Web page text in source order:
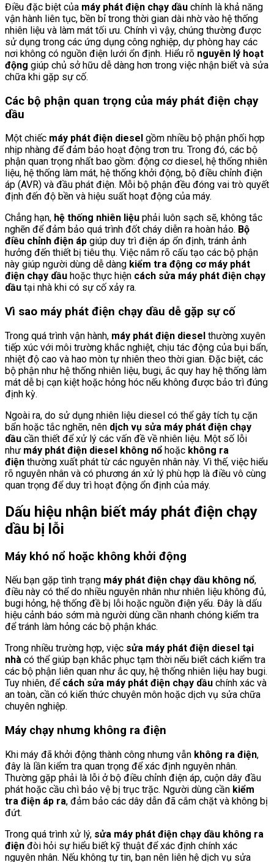
Điều đặc biệt của máy phát điện chạy dầu chính là khả năng
vận hành liên tục, bền bỉ trong thời gian dài nhờ vào hệ thống
nhiên liệu và làm mát tối ưu. Chính vì vậy, chúng thường được
sử dụng trong các ứng dụng công nghiệp, dự phòng hay các
nơi không có nguồn điện lưới ổn định. Hiểu rõ nguyên lý hoạt
động giúp chủ sở hữu dễ dàng hơn trong việc nhận biết và sửa
chữa khi gặp sự cố.
Các bộ phận quan trọng của máy phát điện chạy
dầu
Một chiếc máy phát điện diesel gồm nhiều bộ phận phối hợp
nhịp nhàng để đảm bảo hoạt động trơn tru. Trong đó, các bộ
phận quan trọng nhất bao gồm: động cơ diesel, hệ thống nhiên
liệu, hệ thống làm mát, hệ thống khởi động, bộ điều chỉnh điện
áp (AVR) và đầu phát điện. Mỗi bộ phận đều đóng vai trò quyết
định đến độ bền và hiệu suất hoạt động của máy.
Chẳng hạn, hệ thống nhiên liệu phải luôn sạch sẽ, không tắc
nghẽn để đảm bảo quá trình đốt cháy diễn ra hoàn hảo. Bộ
điều chỉnh điện áp giúp duy trì điện áp ổn định, tránh ảnh
hưởng đến thiết bị tiêu thụ. Việc nắm rõ cấu tạo các bộ phận
này giúp người dùng dễ dàng kiểm tra động cơ máy phát
điện chạy dầu hoặc thực hiện cách sửa máy phát điện chạy
dầu tại nhà khi có sự cố xảy ra.
Vì sao máy phát điện chạy dầu dễ gặp sự cố
Trong quá trình vận hành, máy phát điện diesel thường xuyên
tiếp xúc với môi trường khắc nghiệt, chịu tác động của bụi bẩn,
nhiệt độ cao và hao mòn tự nhiên theo thời gian. Đặc biệt, các
bộ phận như hệ thống nhiên liệu, bugi, ắc quy hay hệ thống làm
mát dễ bị cạn kiệt hoặc hỏng hóc nếu không được bảo trì đúng
định kỳ.
Ngoài ra, do sử dụng nhiên liệu diesel có thể gây tích tụ cặn
bẩn hoặc tắc nghẽn, nên dịch vụ sửa máy phát điện chạy
dầu cần thiết để xử lý các vấn đề về nhiên liệu. Một số lỗi
như máy phát điện diesel không nổ hoặc không ra
điện thường xuất phát từ các nguyên nhân này. Vì thế, việc hiểu
rõ nguyên nhân và có phương án xử lý phù hợp là điều vô cùng
quan trọng để duy trì hoạt động ổn định của máy.
Dấu hiệu nhận biết máy phát điện chạy
dầu bị lỗi
Máy khó nổ hoặc không khởi động
Nếu bạn gặp tình trạng máy phát điện chạy dầu không nổ,
điều này có thể do nhiều nguyên nhân như nhiên liệu không đủ,
bugi hỏng, hệ thống đề bị lỗi hoặc nguồn điện yếu. Đây là dấu
hiệu cảnh báo sớm mà người dùng cần nhanh chóng kiểm tra
để tránh làm hỏng các bộ phận khác.
Trong nhiều trường hợp, việc sửa máy phát điện diesel tại
nhà có thể giúp bạn khắc phục tạm thời nếu biết cách kiểm tra
các bộ phận liên quan như ắc quy, hệ thống nhiên liệu hay bugi.
Tuy nhiên, để cách sửa máy phát điện chạy dầu chính xác và
an toàn, cần có kiến thức chuyên môn hoặc dịch vụ sửa chữa
chuyên nghiệp.
Máy chạy nhưng không ra điện
Khi máy đã khởi động thành công nhưng vẫn không ra điện,
đây là lần kiểm tra quan trọng để xác định nguyên nhân.
Thường gặp phải là lỗi ở bộ điều chỉnh điện áp, cuộn dây đầu
phát hoặc cầu chì bảo vệ bị trục trặc. Người dùng cần kiểm
tra điện áp ra, đảm bảo các dây dẫn đã cắm chặt và không bị
đứt.
Trong quá trình xử lý, sửa máy phát điện chạy dầu không ra
điện đòi hỏi sự hiểu biết kỹ thuật để xác định chính xác
nguyên nhân. Nếu không tự tin, bạn nên liên hệ dịch vụ sửa